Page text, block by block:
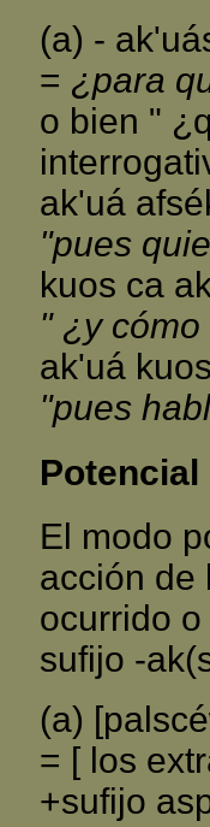
(a) -
= ¿para
o bien "
ak'uá
"pues
kuos ca
" ¿y
ak'uá
"pues
Potencial
El modo
acción de
ocurrido
sufijo -
(a)
= [ los
+sufijo